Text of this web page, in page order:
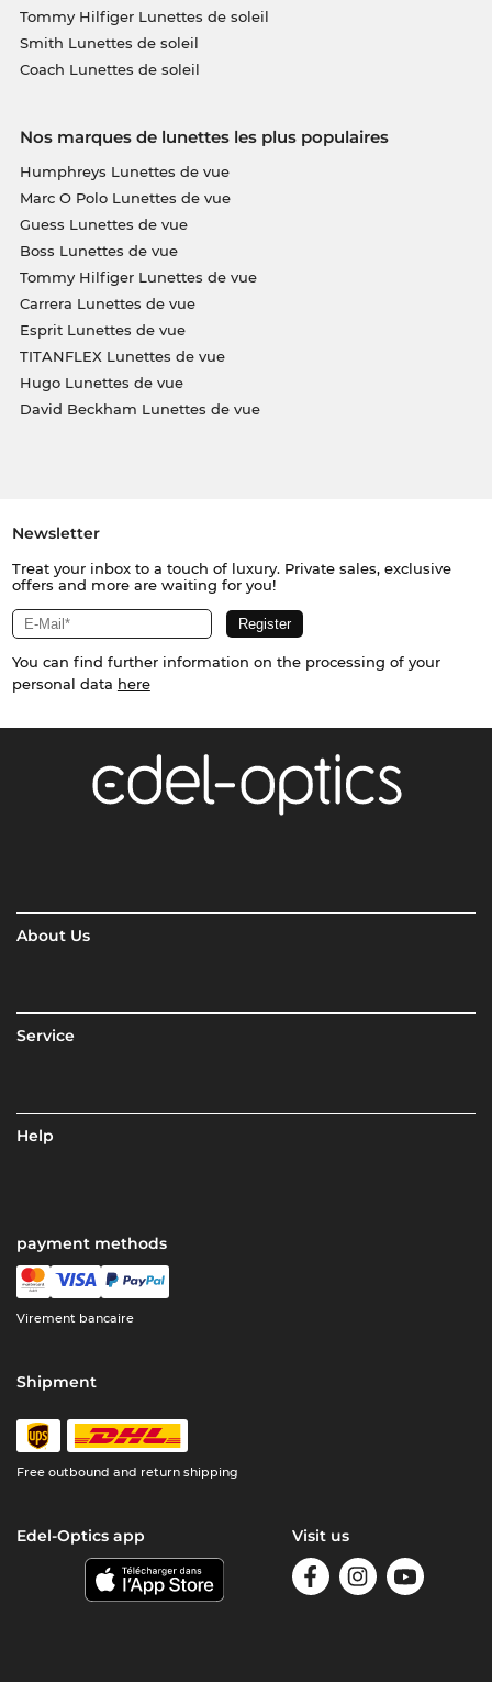
Tommy Hilfiger Lunettes de soleil
Smith Lunettes de soleil
Coach Lunettes de soleil
Nos marques de lunettes les plus populaires
Humphreys Lunettes de vue
Marc O Polo Lunettes de vue
Guess Lunettes de vue
Boss Lunettes de vue
Tommy Hilfiger Lunettes de vue
Carrera Lunettes de vue
Esprit Lunettes de vue
TITANFLEX Lunettes de vue
Hugo Lunettes de vue
David Beckham Lunettes de vue
Newsletter
Treat your inbox to a touch of luxury. Private sales, exclusive
offers and more are waiting for you!
You can find further information on the processing of your
personal data here
About Us
Service
Help
payment methods
Virement bancaire
Shipment
Free outbound and return shipping
Edel-Optics app Visit us